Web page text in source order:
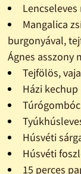
Mangalica
burgonyával,
Ágnes asszony
Tejfölös,
Házi
Húsvéti
Húsvéti
15 perces